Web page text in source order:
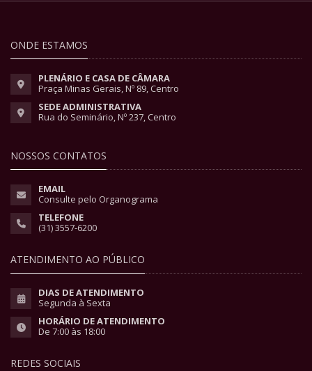
ONDE ESTAMOS
PLENÁRIO E CASA DE CÂMARA
Praça Minas Gerais, Nº 89, Centro
SEDE ADMINISTRATIVA
Rua do Seminário, Nº 237, Centro
NOSSOS CONTATOS
EMAIL
Consulte pelo Organograma
TELEFONE
(31) 3557-6200
ATENDIMENTO AO PÚBLICO
DIAS DE ATENDIMENTO
Segunda à Sexta
HORÁRIO DE ATENDIMENTO
De 7:00 às 18:00
REDES SOCIAIS